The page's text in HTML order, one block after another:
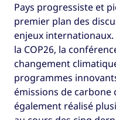
Pays progressiste et
premier plan des
enjeux internationaux.
la COP26, la
changement
programmes
émissions de carbone
également réalisé